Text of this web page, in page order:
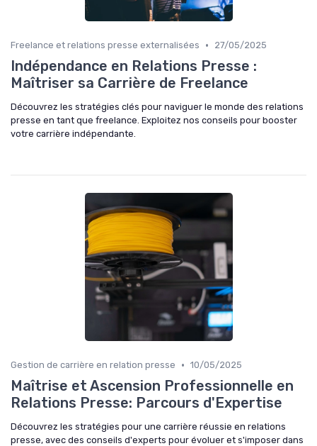
Freelance et relations presse externalisées • 27/05/2025
Indépendance en Relations Presse :
Maîtriser sa Carrière de Freelance
Découvrez les stratégies clés pour naviguer le monde des relations
presse en tant que freelance. Exploitez nos conseils pour booster
votre carrière indépendante.
Gestion de carrière en relation presse • 10/05/2025
Maîtrise et Ascension Professionnelle en
Relations Presse: Parcours d'Expertise
Découvrez les stratégies pour une carrière réussie en relations
presse, avec des conseils d'experts pour évoluer et s'imposer dans